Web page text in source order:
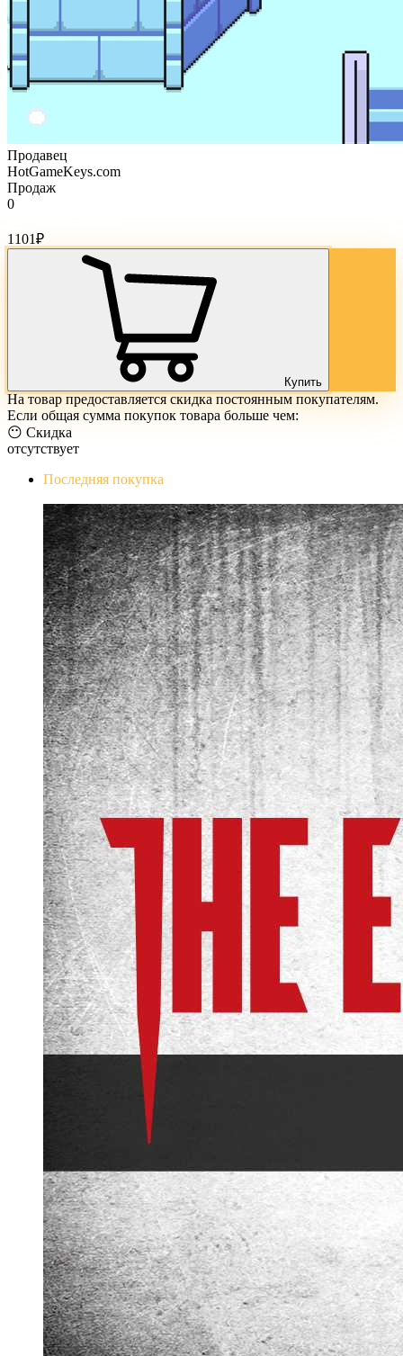
Продавец
HotGameKeys.com
Продаж
0
1101₽
Купить
На товар предоставляется скидка постоянным покупателям.
Если общая сумма покупок товара больше чем:
😶 Скидка
отсутствует
Последняя покупка